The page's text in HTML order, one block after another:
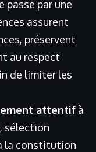
passe par une
assurent
préservent
au respect
de limiter les
attentif à
sélection
la constitution